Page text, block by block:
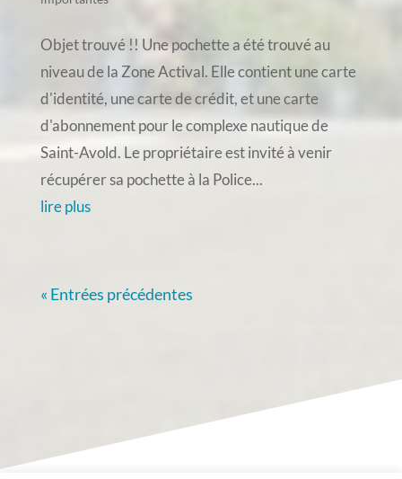
Objet trouvé !! Une pochette a été trouvé au
niveau de la Zone Actival. Elle contient une carte
d'identité, une carte de crédit, et une carte
d'abonnement pour le complexe nautique de
Saint-Avold. Le propriétaire est invité à venir
récupérer sa pochette à la Police...
lire plus
« Entrées précédentes